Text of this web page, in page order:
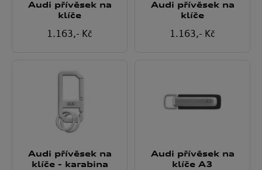
Audi přívěsek na
klíče
1.163,- Kč
Audi přívěsek na
klíče
1.163,- Kč
Audi přívěsek na
klíče - karabina
Audi přívěsek na
klíče A3